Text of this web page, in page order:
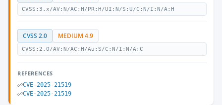
CVSS:3.x/AV:N/AC:H/PR:H/UI:N/S:U/C:N/I:N/A:H
CVSS 2.0 MEDIUM 4.9
CVSS:2.0/AV:N/AC:H/Au:S/C:N/I:N/A:C
REFERENCES
CVE-2025-21519
CVE-2025-21519